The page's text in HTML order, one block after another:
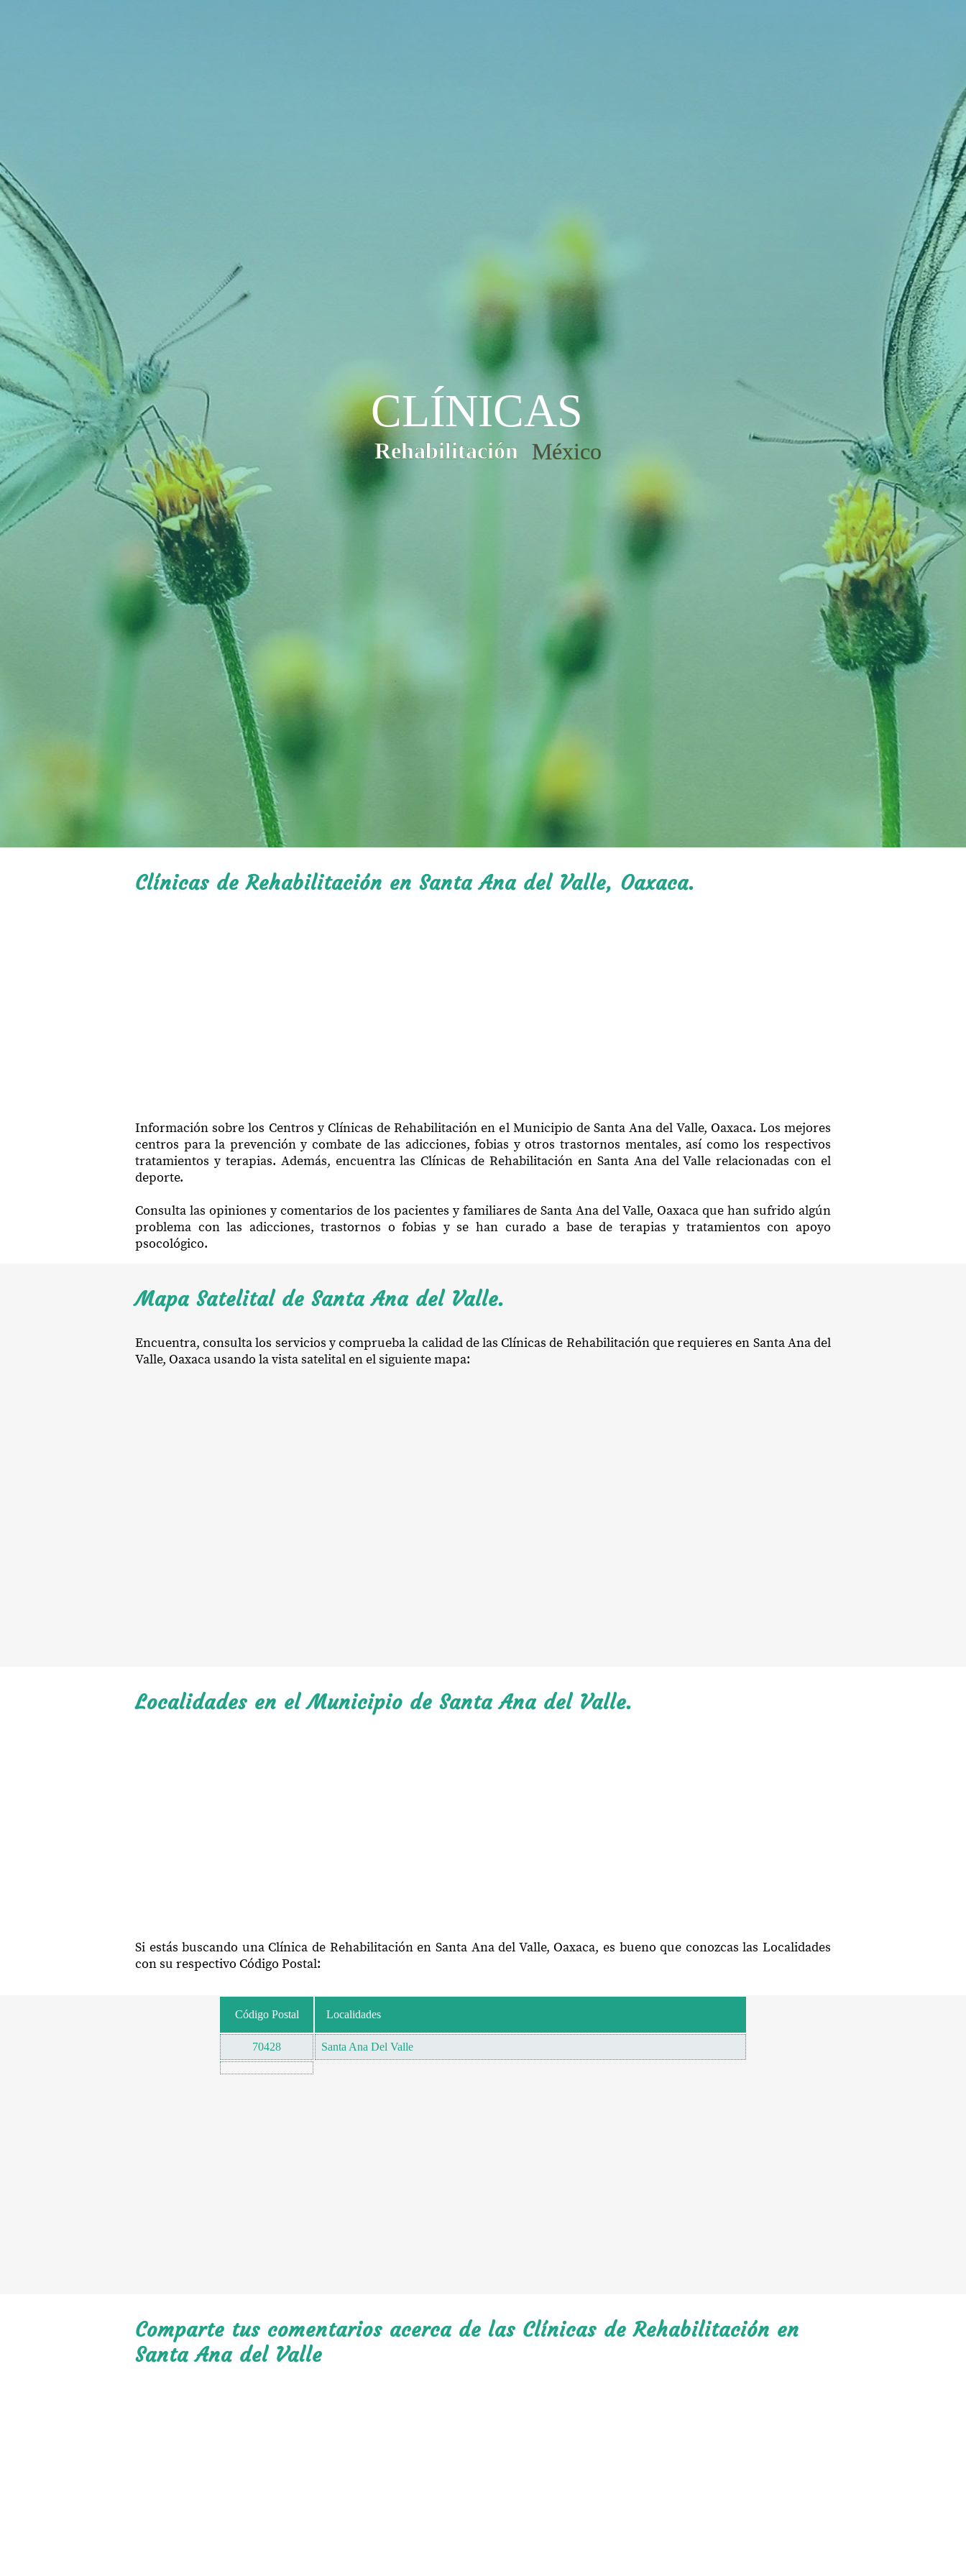
Clínicas de Rehabilitación en Santa Ana del Valle, Oaxaca.
Información sobre los Centros y Clínicas de Rehabilitación en el Municipio de Santa Ana del Valle, Oaxaca. Los mejores
centros para la prevención y combate de las adicciones, fobias y otros trastornos mentales, así como los respectivos
tratamientos y terapias. Además, encuentra las Clínicas de Rehabilitación en Santa Ana del Valle relacionadas con el
deporte.
Consulta las opiniones y comentarios de los pacientes y familiares de Santa Ana del Valle, Oaxaca que han sufrido algún
problema con las adicciones, trastornos o fobias y se han curado a base de terapias y tratamientos con apoyo
psocológico.
Mapa Satelital de Santa Ana del Valle.
Encuentra, consulta los servicios y comprueba la calidad de las Clínicas de Rehabilitación que requieres en Santa Ana del
Valle, Oaxaca usando la vista satelital en el siguiente mapa:
Localidades en el Municipio de Santa Ana del Valle.
Si estás buscando una Clínica de Rehabilitación en Santa Ana del Valle, Oaxaca, es bueno que conozcas las Localidades
con su respectivo Código Postal:
Código Postal Localidades
70428 Santa Ana Del Valle
Comparte tus comentarios acerca de las Clínicas de Rehabilitación en
Santa Ana del Valle